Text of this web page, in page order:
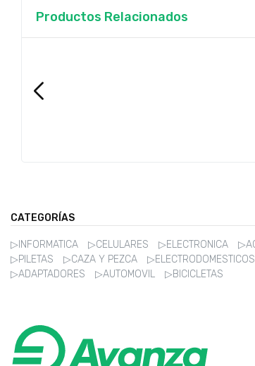
Productos Relacionados
CATEGORÍAS
▷INFORMATICA ▷CELULARES ▷ELECTRONICA
▷PILETAS
▷CAZA Y PEZCA ▷ELECTRODOMESTICOS
▷ADAPTADORES
▷AUTOMOVIL ▷BICICLETAS